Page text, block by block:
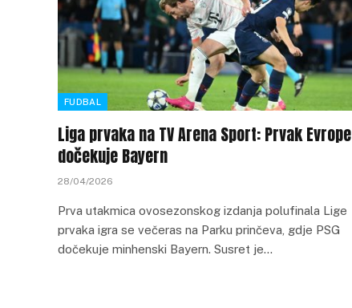
FUDBAL
Liga prvaka na TV Arena Sport: Prvak Evrope
dočekuje Bayern
28/04/2026
Prva utakmica ovosezonskog izdanja polufinala Lige
prvaka igra se večeras na Parku prinčeva, gdje PSG
dočekuje minhenski Bayern. Susret je…